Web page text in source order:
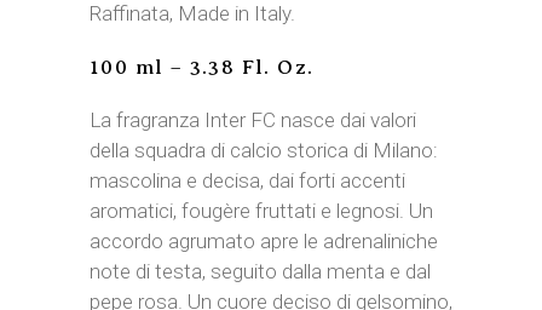
Raffinata, Made in Italy.
100 ml – 3.38 Fl. Oz.
La fragranza Inter FC nasce dai valori
della squadra di calcio storica di Milano:
mascolina e decisa, dai forti accenti
aromatici, fougère fruttati e legnosi. Un
accordo agrumato apre le adrenaliniche
note di testa, seguito dalla menta e dal
pepe rosa. Un cuore deciso di gelsomino,